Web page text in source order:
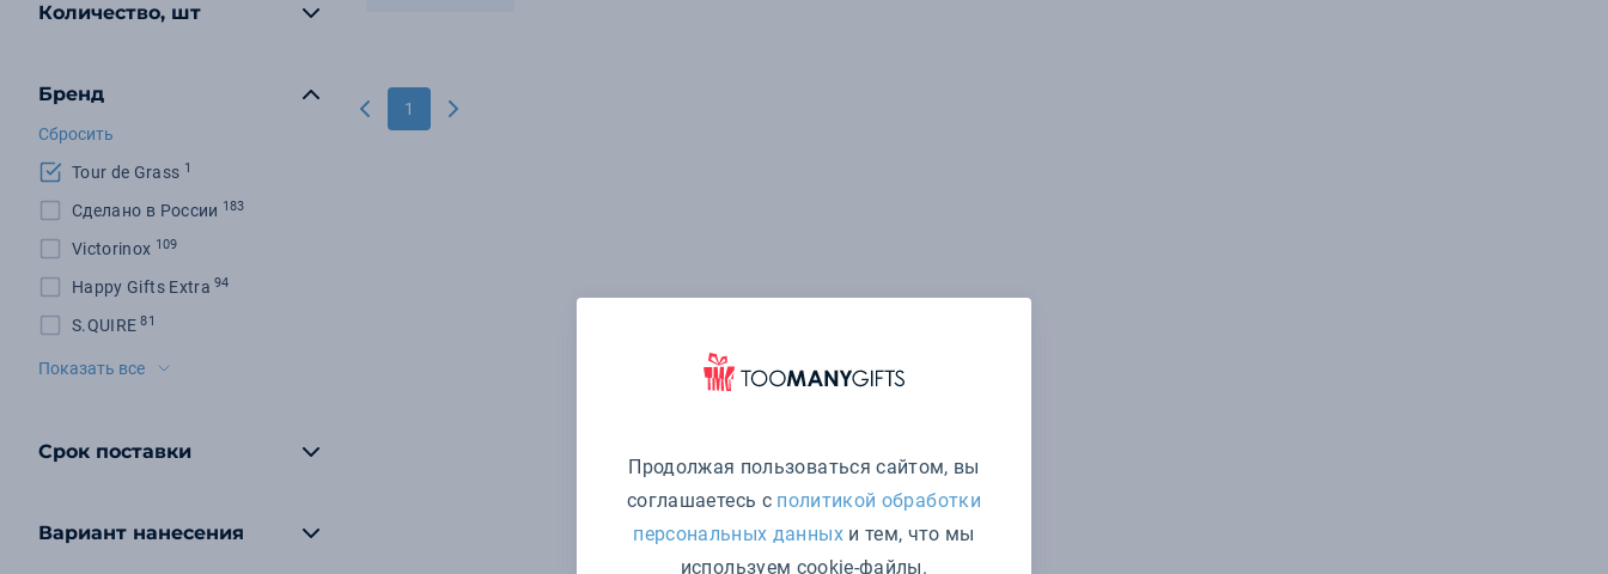
Количество, шт
Бренд
Сбросить
Tour de Grass 1
Сделано в России 183
Victorinox 109
Happy Gifts Extra 94
S.QUIRE 81
Molti
Показать все
Срок поставки
Вариант нанесения
1
Продолжая пользоваться сайтом, вы
соглашаетесь с политикой обработки
персональных данныхи тем, что мы
используем cookie-файлы.